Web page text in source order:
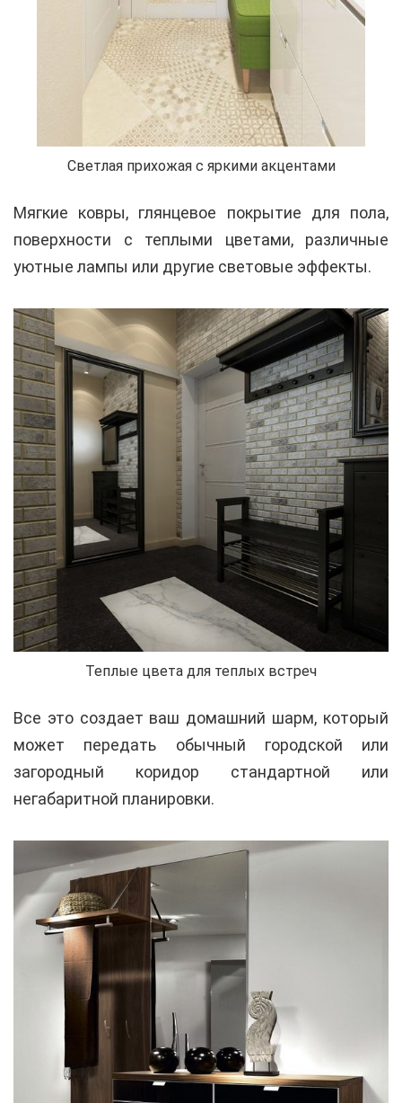
Светлая прихожая с яркими акцентами
Мягкие ковры, глянцевое покрытие для пола,
поверхности с теплыми цветами, различные
уютные лампы или другие световые эффекты.
Теплые цвета для теплых встреч
Все это создает ваш домашний шарм, который
может передать обычный городской или
загородный коридор стандартной или
негабаритной планировки.